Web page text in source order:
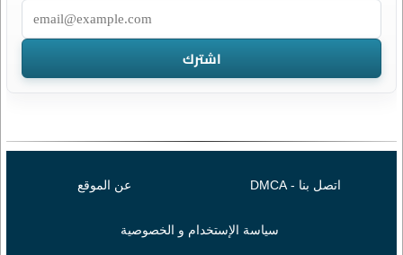
اتصل بنا - DMCA عن الموقع
سياسة الإستخدام و الخصوصية